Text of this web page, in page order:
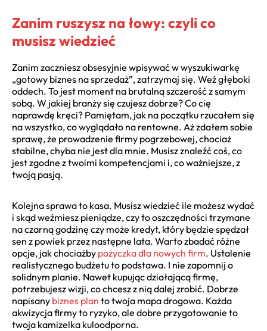
Zanim ruszysz na łowy: czyli co
musisz wiedzieć
Zanim zaczniesz obsesyjnie wpisywać w wyszukiwarkę
„gotowy biznes na sprzedaż”, zatrzymaj się. Weź głęboki
oddech. To jest moment na brutalną szczerość z samym
sobą. W jakiej branży się czujesz dobrze? Co cię
naprawdę kręci? Pamiętam, jak na początku rzucałem się
na wszystko, co wyglądało na rentowne. Aż zdałem sobie
sprawę, że prowadzenie firmy pogrzebowej, chociaż
stabilne, chyba nie jest dla mnie. Musisz znaleźć coś, co
jest zgodne z twoimi kompetencjami i, co ważniejsze, z
twoją pasją.
Kolejna sprawa to kasa. Musisz wiedzieć ile możesz wydać
i skąd weźmiesz pieniądze, czy to oszczędności trzymane
na czarną godzinę czy może kredyt, który będzie spędzał
sen z powiek przez następne lata. Warto zbadać różne
opcje, jak chociażby pożyczka dla nowych firm. Ustalenie
realistycznego budżetu to podstawa. I nie zapomnij o
solidnym planie. Nawet kupując działającą firmę,
potrzebujesz wizji, co chcesz z nią dalej zrobić. Dobrze
napisany biznes plan to twoja mapa drogowa. Każda
akwizycja firmy to ryzyko, ale dobre przygotowanie to
twoja kamizelka kuloodporna.